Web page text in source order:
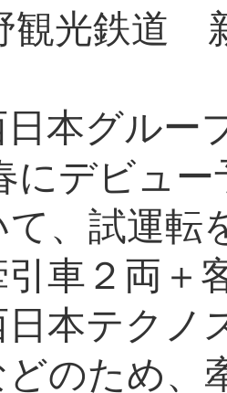
観光鉄道
本グルー
にデビュ
、試運転
車２両＋
本テクノ
のため、